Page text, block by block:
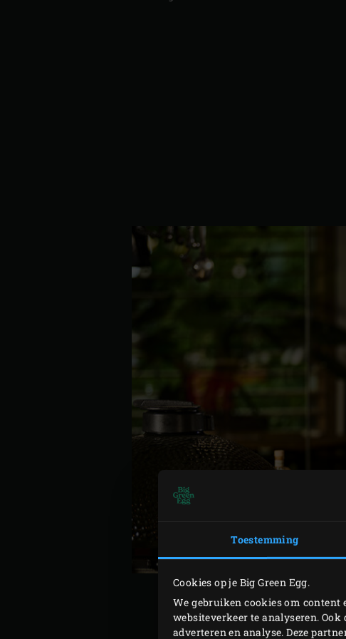
Toestemming
Cookies op je Big Green Egg.
We gebruiken cookies om content
websiteverkeer te analyseren.
adverteren en analyse. Deze